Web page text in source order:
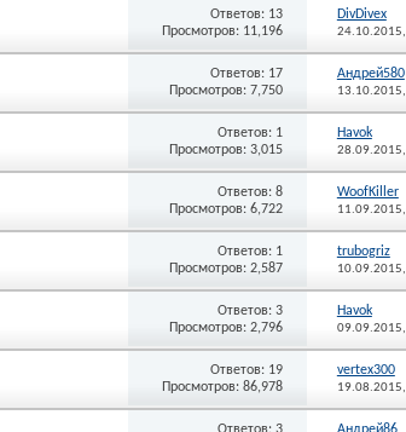
Ответов: 13
Просмотров: 11,196
DivDivex
24.10.2015,
Ответов: 17
Просмотров: 7,750
Андрей580
13.10.2015,
Ответов: 1
Просмотров: 3,015
Havok
28.09.2015,
Ответов: 8
Просмотров: 6,722
WoofKiller
11.09.2015,
Ответов: 1
Просмотров: 2,587
trubogriz
10.09.2015,
Ответов: 3
Просмотров: 2,796
Havok
09.09.2015,
Ответов: 19
Просмотров: 86,978
vertex300
19.08.2015,